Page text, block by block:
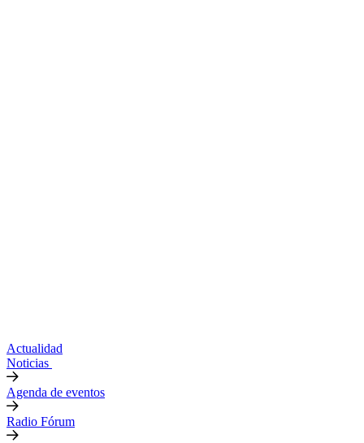
Actualidad
Noticias
Agenda de eventos
Radio Fórum